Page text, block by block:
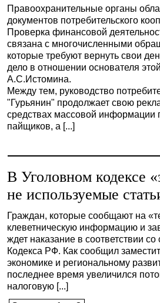
Правоохранительные органы
документов потребительского
Проверка финансовой
связана с многочисленными
которые требуют вернуть свои
дело в отношении основателя
А.С.Истомина.
Между тем, руководство
"Гурьянин" продолжает свою
средствах массовой
пайщиков, а [...]
В Уголовном кодексе
не используемые
Граждан, которые сообщают на
клеветническую информацию и
ждет наказание в соответствии со
Кодекса РФ. Как сообщил
экономике и региональному
последнее время увеличился
налоговую [...]